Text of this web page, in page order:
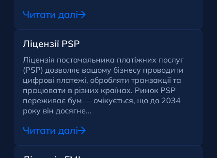
Читати далі
Ліцензії PSP
Ліцензія постачальника платіжних послуг
(PSP) дозволяє вашому бізнесу проводити
цифрові платежі, обробляти транзакції та
працювати в різних країнах. Ринок PSP
переживає бум — очікується, що до 2034
року він досягне...
Читати далі